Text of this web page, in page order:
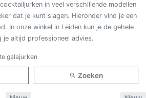
in veel verschillende modellen
dat je kunt slagen. Hieronder vind je een
In onze winkel in Leiden kun je de gehele
je altijd professioneel advies.
galajurken
Zoeken